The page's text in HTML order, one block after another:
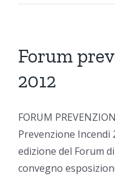
Forum
2012
FORUM
Prevenzione Incendi
edizione del Forum
convegno